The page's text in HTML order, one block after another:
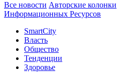
Все новости Авторские колонки
Информационных Ресурсов
SmartCity
Власть
Общество
Тенденции
Здоровье